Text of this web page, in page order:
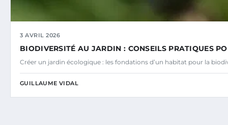
3 AVRIL 2026
BIODIVERSITÉ AU JARDIN : CONSEILS PRATIQUES
Créer un jardin écologique : les fondations d’un habitat pour la
GUILLAUME VIDAL